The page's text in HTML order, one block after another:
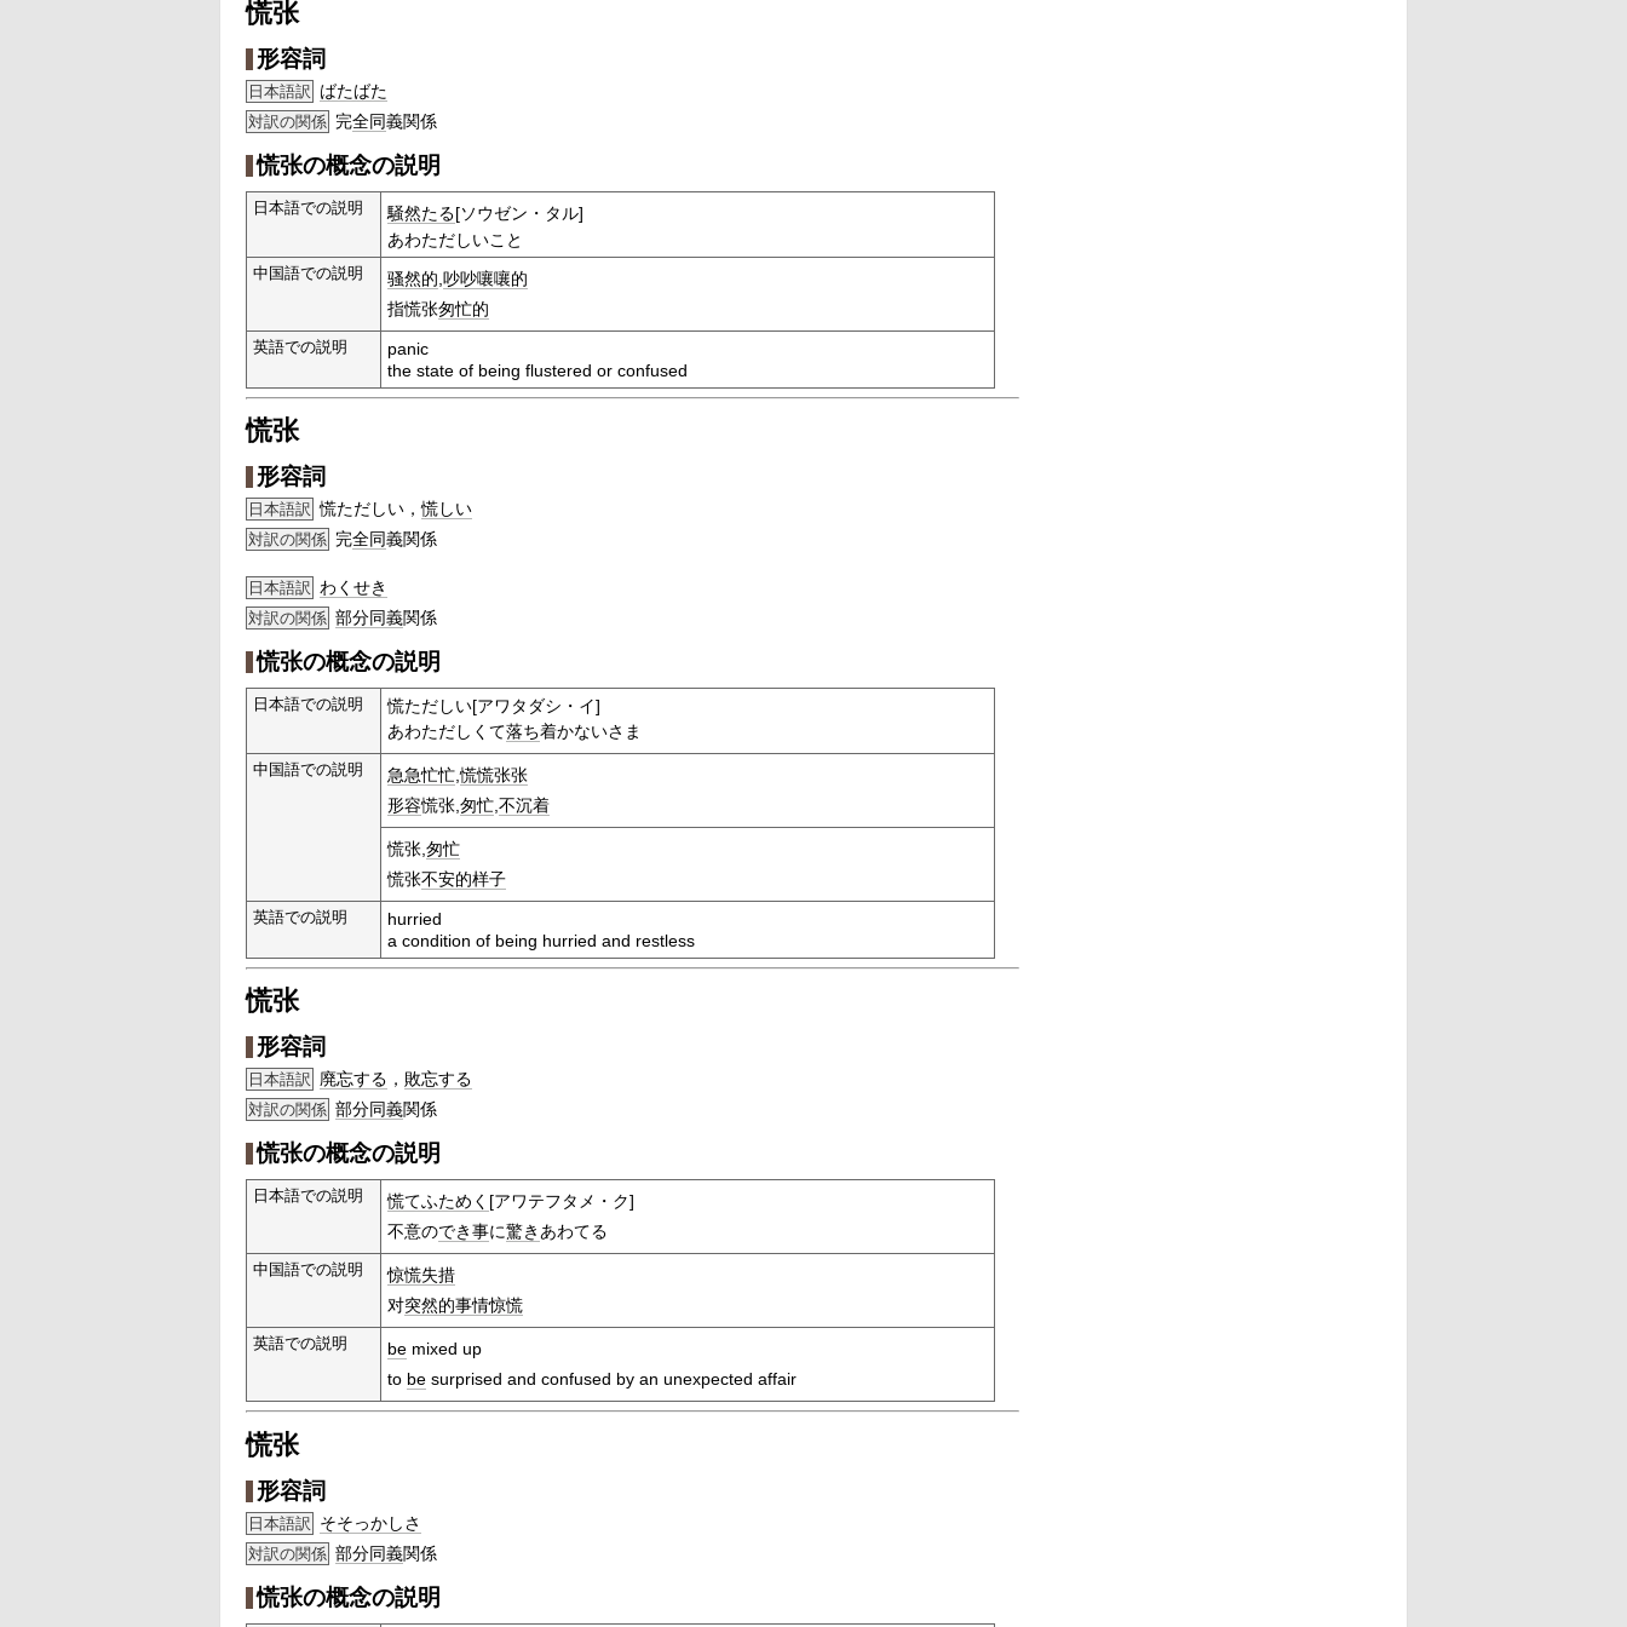
慌张
形容詞
日本語訳 ばたばた
対訳の関係 完全同義関係
慌张の概念の説明
日本語での説明 騒然たる[ソウゼン・タル]
あわただしいこと
中国語での説明 骚然的 吵吵嚷嚷的
指慌张匆忙的
英語での説明
panic
the state of being flustered or confused
慌张
形容詞
日本語訳 慌ただしい，慌しい
対訳の関係 完全同義関係
日本語訳 わくせき
対訳の関係 部分同義関係
慌张の概念の説明
日本語での説明
慌ただしい[アワタダシ・イ]
あわただしくて落ち着かないさま
中国語での説明 急急忙忙,慌慌张张
形容慌张, 匆忙 不沉着
慌张, 匆忙
慌张不安的样子
英語での説明
hurried
a condition of being hurried and restless
慌张
形容詞
日本語訳 廃忘する ， 敗忘する
対訳の関係 部分同義関係
慌张の概念の説明
日本語での説明 慌てふためく [アワテフタメ・ク]
不意のでき事に驚きあわてる
中国語での説明
惊慌失措
对突然的事情惊慌
英語での説明 be mixed up
to be surprised and confused by an unexpected affair
慌张
形容詞
日本語訳 そそっかしさ
対訳の関係 部分同義関係
慌张の概念の説明